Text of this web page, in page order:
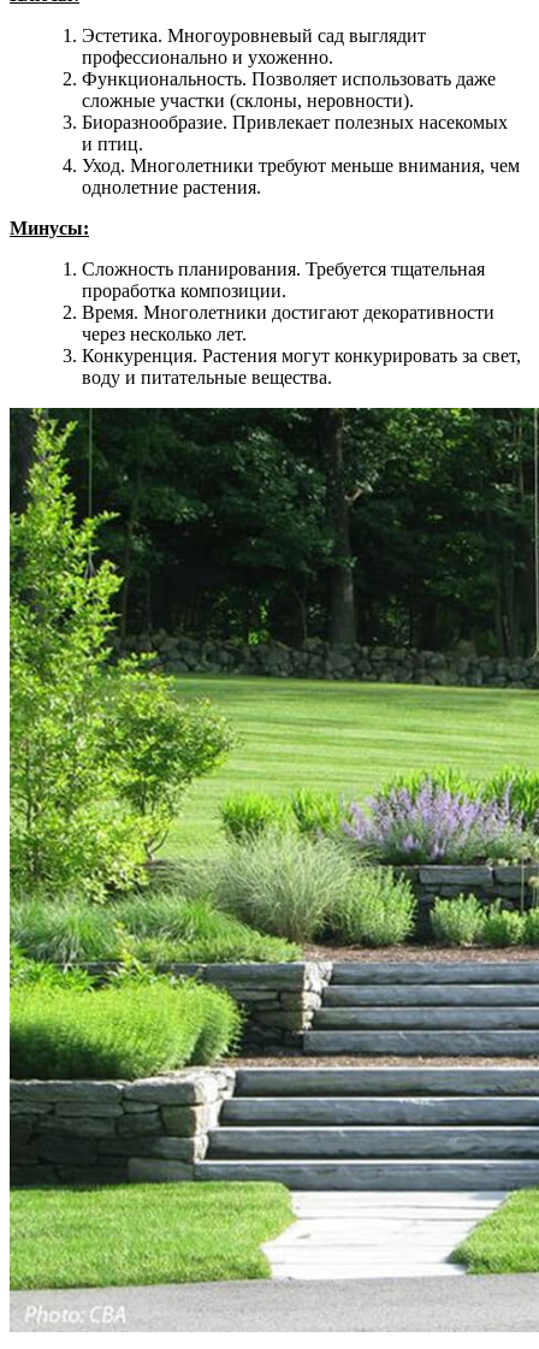
Эстетика. Многоуровневый сад выглядит
профессионально и ухоженно.
Функциональность. Позволяет использовать даже
сложные участки (склоны, неровности).
Биоразнообразие. Привлекает полезных насекомых
и птиц.
Уход. Многолетники требуют меньше внимания, чем
однолетние растения.
Минусы:
Сложность планирования. Требуется тщательная
проработка композиции.
Время. Многолетники достигают декоративности
через несколько лет.
Конкуренция. Растения могут конкурировать за свет,
воду и питательные вещества.